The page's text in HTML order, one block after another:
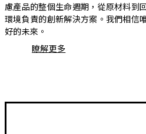
慮產品的整個生命週期，從原材料到
環境負責的創新解決方案。我們相信
好的未來。
瞭解更多